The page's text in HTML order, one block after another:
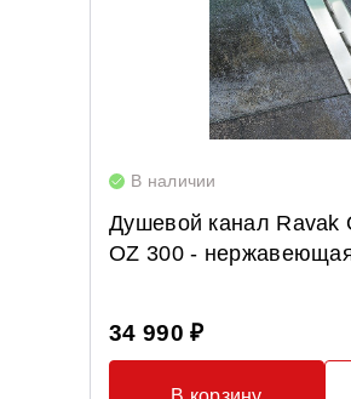
В наличии
Душевой канал Ravak
OZ 300 -
34 990 ₽